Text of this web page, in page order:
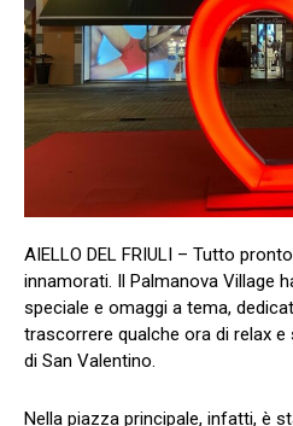
AIELLO DEL FRIULI – Tutto
innamorati. Il Palmanova Village
speciale e omaggi a tema,
trascorrere qualche ora di relax e
di San Valentino.
Nella piazza principale, infatti, è